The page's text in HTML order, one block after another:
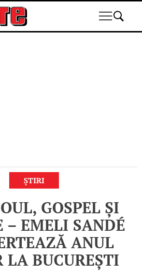
ȘTIRI
GOSPEL ȘI
– EMELI SANDÉ
ANUL
LA BUCUREȘTI